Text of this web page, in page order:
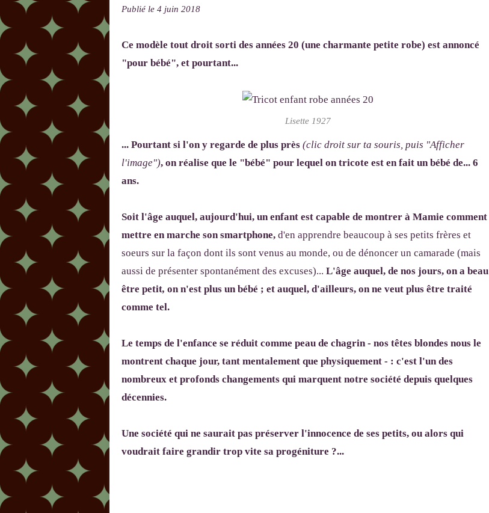
Publié le 4 juin 2018
Ce modèle tout droit sorti des années 20 (une charmante petite robe) est annoncé
"pour bébé", et pourtant...
Lisette 1927
... Pourtant si l'on y regarde de plus près (clic droit sur ta souris, puis "Afficher
l'image"), on réalise que le "bébé" pour lequel on tricote est en fait un bébé de... 6
ans.
Soit l'âge auquel, aujourd'hui, un enfant est capable de montrer à Mamie comment
mettre en marche son smartphone, d'en apprendre beaucoup à ses petits frères et
soeurs sur la façon dont ils sont venus au monde, ou de dénoncer un camarade (mais
aussi de présenter spontanément des excuses)... L'âge auquel, de nos jours, on a beau
être petit, on n'est plus un bébé ; et auquel, d'ailleurs, on ne veut plus être traité
comme tel.
Le temps de l'enfance se réduit comme peau de chagrin - nos têtes blondes nous le
montrent chaque jour, tant mentalement que physiquement - : c'est l'un des
nombreux et profonds changements qui marquent notre société depuis quelques
décennies.
Une société qui ne saurait pas préserver l'innocence de ses petits, ou alors qui
voudrait faire grandir trop vite sa progéniture ?...